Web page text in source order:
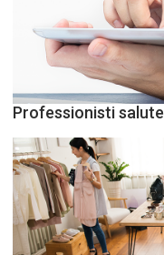
Professionisti salute